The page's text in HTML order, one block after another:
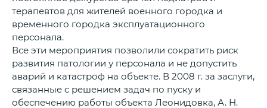
терапевтов для жителей военного городка и
временного городка эксплуатационного
персонала.
Все эти мероприятия позволили сократить риск
развития патологии у персонала и не допустить
аварий и катастроф на объекте. В 2008 г. за заслуги,
связанные с решением задач по пуску и
обеспечению работы объекта Леонидовка, А. Н.